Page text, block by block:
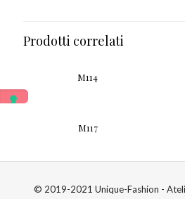
Prodotti correlati
M114
M117
© 2019-2021 Unique-Fashion -